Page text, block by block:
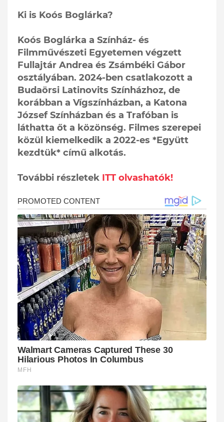
Ki is Koós Boglárka?
Koós Boglárka a Színház- és
Filmművészeti Egyetemen végzett
Fullajtár Andrea és Zsámbéki Gábor
osztályában. 2024-ben csatlakozott a
Budaörsi Latinovits Színházhoz, de
korábban a Vígszínházban, a Katona
József Színházban és a Trafóban is
láthatta őt a közönség. Filmes szerepei
közül kiemelkedik a 2022-es *Együtt
kezdtük* című alkotás.
További részletek ITT olvashatók!